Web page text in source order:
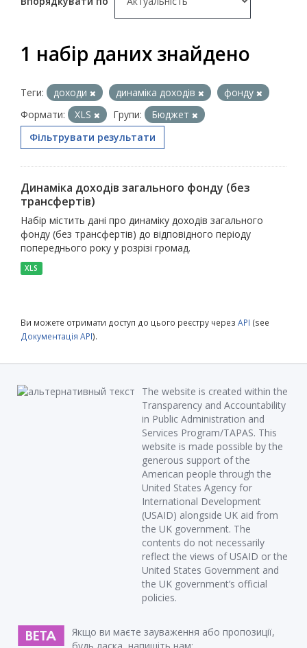
1 набір даних знайдено
Теги: доходи динаміка доходів
фонду
Формати:
XLS Групи:
Бюджет
Фільтрувати результати
Динаміка доходів загального фонду (без
трансфертів)
Набір містить дані про динаміку доходів загального
фонду (без трансфертів) до відповідного періоду
попереднього року у розрізі громад.
XLS
Ви можете отримати доступ до цього реєстру через API (see
Документація API).
The website is created within the
Transparency and Accountability
in Public Administration and
Services Program/TAPAS. This
website is made possible by the
generous support of the
American people through the
United States Agency for
International Development
(USAID) alongside UK aid from
the UK government. The
contents do not necessarily
reflect the views of USAID or the
United States Government and
the UK government’s official
policies.
Якщо ви маєте зауваження або пропозиції,